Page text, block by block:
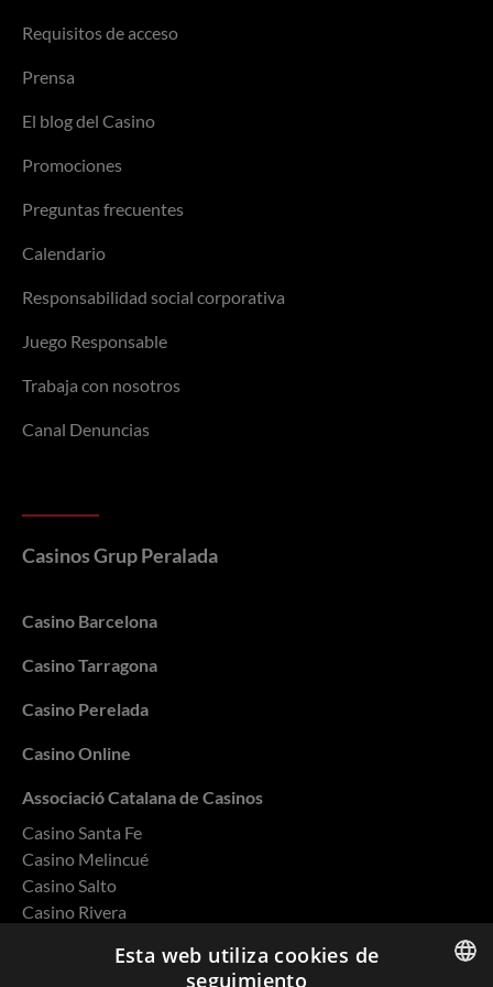
Requisitos de acceso
Prensa
El blog del Casino
Promociones
Preguntas frecuentes
Calendario
Responsabilidad social corporativa
Juego Responsable
Trabaja con nosotros
Canal Denuncias
Casinos Grup Peralada
Casino Barcelona
Casino Tarragona
Casino Perelada
Casino Online
Associació Catalana de Casinos
Casino Santa Fe
Casino Melincué
Casino Salto
Casino Rivera
Esta web utiliza cookies de
seguimiento